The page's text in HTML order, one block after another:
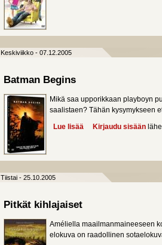
Keskiviikko - 07.12.2005
Batman Begins
Mikä saa upporikkaan playboyn
saalistaen? Tähän kysymykseen
Lue lisää about Batman Begins
Kirjaudu sisään
Tiistai - 25.10.2005
Pitkät kihlajaiset
Améliella maailmanmaineeseen
elokuva on raadollinen